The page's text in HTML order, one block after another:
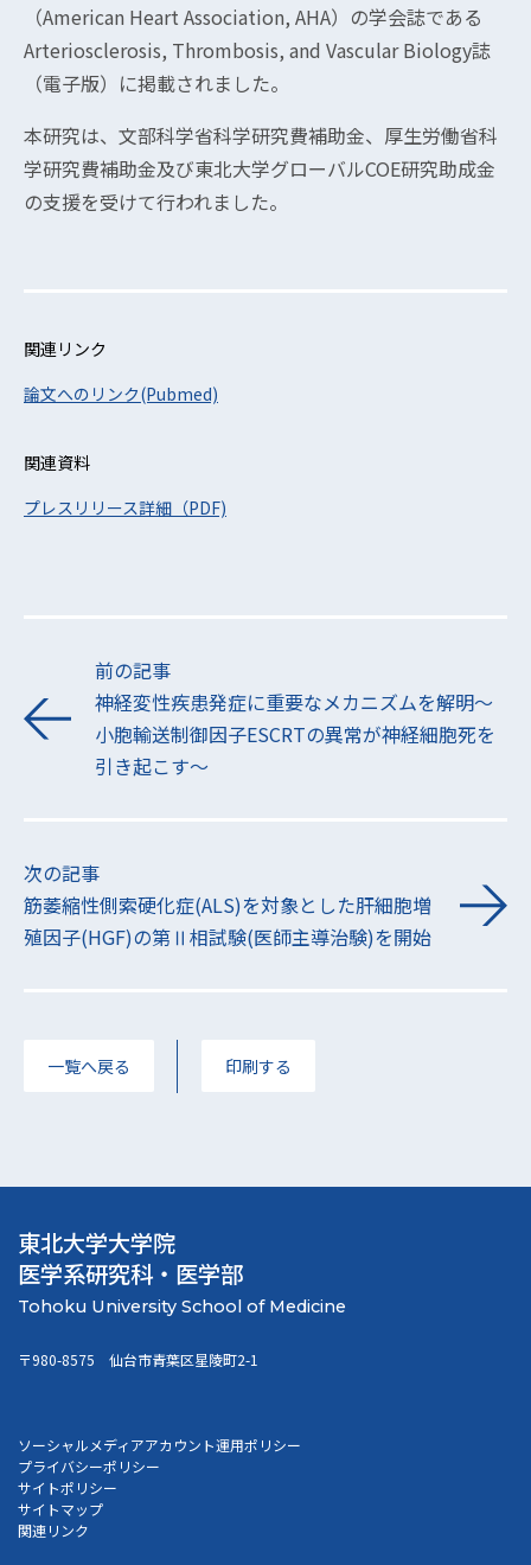
（American Heart Association, AHA）の学会誌である
Arteriosclerosis, Thrombosis, and Vascular Biology誌
（電子版）に掲載されました。
本研究は、文部科学省科学研究費補助金、厚生労働省科
学研究費補助金及び東北大学グローバルCOE研究助成金
の支援を受けて行われました。
関連リンク
論文へのリンク(Pubmed)
関連資料
プレスリリース詳細（PDF)
前の記事
神経変性疾患発症に重要なメカニズムを解明〜
小胞輸送制御因子ESCRTの異常が神経細胞死を
引き起こす〜
次の記事
筋萎縮性側索硬化症(ALS)を対象とした肝細胞増
殖因子(HGF)の第Ⅱ相試験(医師主導治験)を開始
一覧へ戻る 印刷する
東北大学大学院
医学系研究科・医学部
〒980-8575 仙台市青葉区星陵町2-1
ソーシャルメディアアカウント運用ポリシー
プライバシーポリシー
サイトポリシー
サイトマップ
関連リンク